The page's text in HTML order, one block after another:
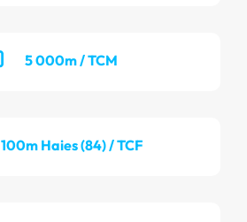
5 000m / TCM
100m Haies (84) / TCF